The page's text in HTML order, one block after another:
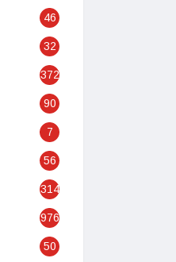
46
32
372
90
7
56
314
976
50